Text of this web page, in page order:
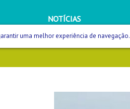
NOTÍCIAS
uma melhor experiência de navegação.